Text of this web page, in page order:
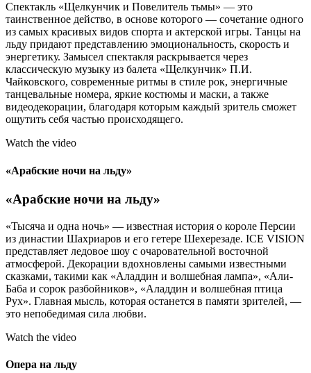
Спектакль «Щелкунчик и Повелитель тьмы» — это
таинственное действо, в основе которого — сочетание одного
из самых красивых видов спорта и актерской игры. Танцы на
льду придают представлению эмоциональность, скорость и
энергетику. Замысел спектакля раскрывается через
классическую музыку из балета «Щелкунчик» П.И.
Чайковского, современные ритмы в стиле рок, энергичные
танцевальные номера, яркие костюмы и маски, а также
видеодекорации, благодаря которым каждый зритель сможет
ощутить себя частью происходящего.
Watch the video
«Арабские ночи на льду»
«Арабские ночи на льду»
«Тысяча и одна ночь» — известная история о короле Персии
из династии Шахриаров и его гетере Шехерезаде. ICE VISION
представляет ледовое шоу с очаровательной восточной
атмосферой. Декорации вдохновлены самыми известными
сказками, такими как «Аладдин и волшебная лампа», «Али-
Баба и сорок разбойников», «Аладдин и волшебная птица
Рух». Главная мысль, которая останется в памяти зрителей, —
это непобедимая сила любви.
Watch the video
Опера на льду